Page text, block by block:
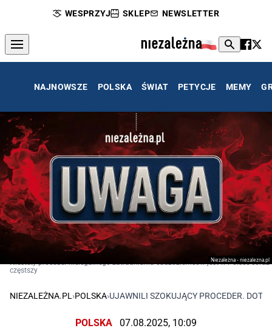
WESPRZYJ SKLEP NEWSLETTER
NAJNOWSZE POLSKA ŚWIAT PETYCJE MEMY
Niezależna - niezalezna.pl
Niestety proceder nielegalnego zatrudniania cudzoziemców jest w Polsce coraz
częstszy
NIEZALEŻNA.PL ›POLSKA›UJAWNILI SZOKUJĄCY PROCEDER.
POLSKA 07.08.2025, 10:09